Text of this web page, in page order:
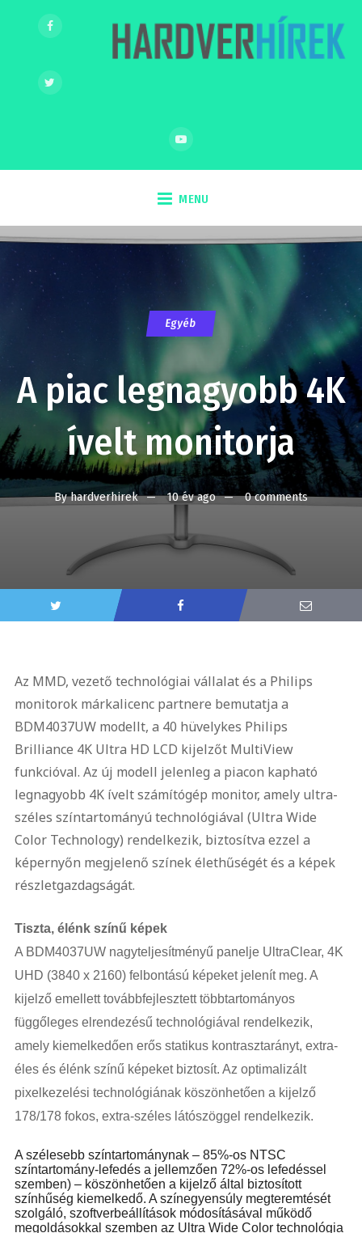
MENU
Egyéb
A piac legnagyobb 4K
ívelt monitorja
Byhardverhirek 10 év ago 0 comments
Az MMD, vezető technológiai vállalat és a Philips
monitorok márkalicenc partnere bemutatja a
BDM4037UW modellt, a 40 hüvelykes Philips
Brilliance 4K Ultra HD LCD kijelzőt MultiView
funkcióval. Az új modell jelenleg a piacon kapható
legnagyobb 4K ívelt számítógép monitor, amely ultra-
széles színtartományú technológiával (Ultra Wide
Color Technology) rendelkezik, biztosítva ezzel a
képernyőn megjelenő színek élethűségét és a képek
részletgazdagságát.
Tiszta, élénk színű képek
A BDM4037UW nagyteljesítményű panelje UltraClear, 4K
UHD (3840 x 2160) felbontású képeket jelenít meg. A
kijelző emellett továbbfejlesztett többtartományos
függőleges elrendezésű technológiával rendelkezik,
amely kiemelkedően erős statikus kontrasztarányt, extra-
éles és élénk színű képeket biztosít. Az optimalizált
pixelkezelési technológiának köszönhetően a kijelző
178/178 fokos, extra-széles látószöggel rendelkezik.
A szélesebb színtartománynak – 85%-os NTSC
színtartomány-lefedés a jellemzően 72%-os lefedéssel
szemben) – köszönhetően a kijelző által biztosított
színhűség kiemelkedő. A színegyensúly megteremtését
szolgáló, szoftverbeállítások módosításával működő
megoldásokkal szemben az Ultra Wide Color technológia